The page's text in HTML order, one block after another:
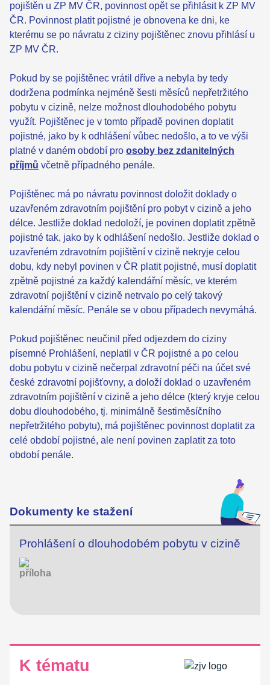
pojištěn u ZP MV ČR, povinnost opět se přihlásit k ZP MV
ČR. Povinnost platit pojistné je obnovena ke dni, ke
kterému se po návratu z ciziny pojištěnec znovu přihlásí u
ZP MV ČR.
Pokud by se pojištěnec vrátil dříve a nebyla by tedy
dodržena podmínka nejméně šesti měsíců nepřetržitého
pobytu v cizině, nelze možnost dlouhodobého pobytu
využít. Pojištěnec je v tomto případě povinen doplatit
pojistné, jako by k odhlášení vůbec nedošlo, a to ve výši
platné v daném období pro osoby bez zdanitelných
příjmů včetně případného penále.
Pojištěnec má po návratu povinnost doložit doklady o
uzavřeném zdravotním pojištění pro pobyt v cizině a jeho
délce. Jestliže doklad nedoloží, je povinen doplatit zpětně
pojistné tak, jako by k odhlášení nedošlo. Jestliže doklad o
uzavřeném zdravotním pojištění v cizině nekryje celou
dobu, kdy nebyl povinen v ČR platit pojistné, musí doplatit
zpětně pojistné za každý kalendářní měsíc, ve kterém
zdravotní pojištění v cizině netrvalo po celý takový
kalendářní měsíc. Penále se v obou případech nevymáhá.
Pokud pojištěnec neučinil před odjezdem do ciziny
písemné Prohlášení, neplatil v ČR pojistné a po celou
dobu pobytu v cizině nečerpal zdravotní péči na účet své
české zdravotní pojišťovny, a doloží doklad o uzavřeném
zdravotním pojištění v cizině a jeho délce (který kryje celou
dobu dlouhodobého, tj. minimálně šestiměsíčního
nepřetržitého pobytu), má pojištěnec povinnost doplatit za
celé období pojistné, ale není povinen zaplatit za toto
období penále.
Dokumenty ke stažení
Prohlášení o dlouhodobém pobytu v cizině
K tématu